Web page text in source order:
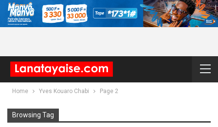
Home Yves Kouaro Chabi Page 2
Browsing Tag